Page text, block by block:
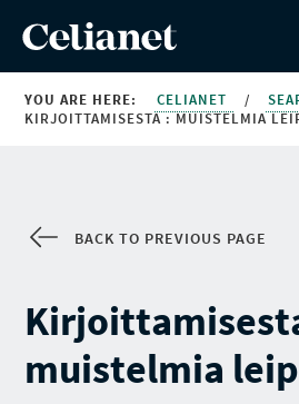
YOU ARE HERE: CELIANET /
KIRJOITTAMISESTA : MUISTELMIA
BACK TO PREVIOUS PAGE
muistelmia